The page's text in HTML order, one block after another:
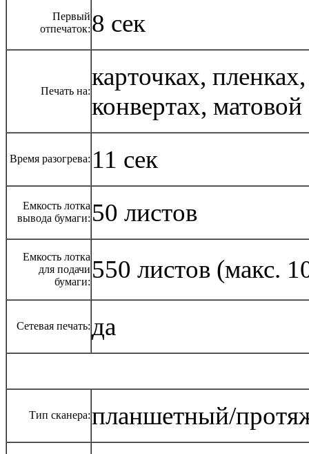
Первый
отпечаток: 8 сек
Печать на:
карточках,
конвертах, матовой
Время разогрева: 11 сек
Емкость лотка
вывода бумаги: 50 листов
Емкость лотка
для подачи
бумаги: 550 листов (макс.
Сетевая печать:да
Тип сканера:планшетный/